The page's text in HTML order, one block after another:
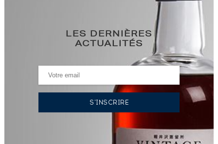
LES DERNIÈRES
ACTUALITÉS